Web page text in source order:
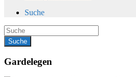
Suche
Gardelegen